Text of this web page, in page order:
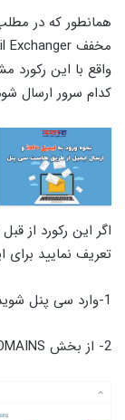
واقع با این رکورد
کدام سرور ارسال
اگر این رکورد از
تعریف نمایید برای
1-وارد سی پنل شوید
2- از بخش DOMAINS روی گزینه Zone Editor کلیک کنید.